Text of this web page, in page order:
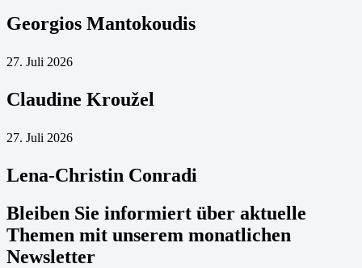
Georgios Mantokoudis
27. Juli 2026
Claudine Kroužel
27. Juli 2026
Lena-Christin Conradi
Bleiben Sie informiert über aktuelle
Themen mit unserem monatlichen
Newsletter